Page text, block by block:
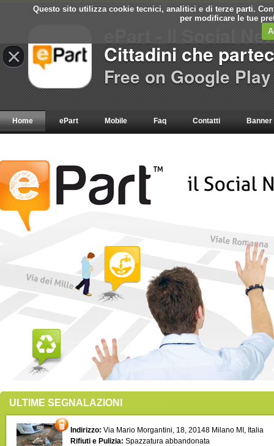
Questo sito utilizza cookie tecnici, analitici e di terze parti.
per modificare le tue
Home ePart Mobile Faq Contatti Banner
ULTIME SEGNALAZIONI
Indirizzo: Via Mario Morgantini, 18, 20148 Milano MI, Italia
Rifiuti e Pulizia: Spazzatura abbandonata
×
ePart - Il Social
Cittadini che
Free on Google Play